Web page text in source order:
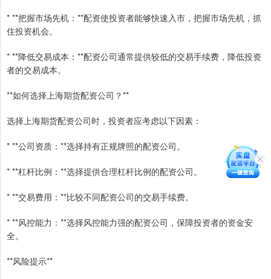
* **把握市场先机：**配资使投资者能够快速入市，把握市场先机，抓
住投资机会。
* **降低交易成本：**配资公司通常提供较低的交易手续费，降低投资
者的交易成本。
**如何选择上海期货配资公司？**
选择上海期货配资公司时，投资者应考虑以下因素：
* **公司资质：**选择持有正规牌照的配资公司。
* **杠杆比例：**选择提供合理杠杆比例的配资公司。
* **交易费用：**比较不同配资公司的交易手续费。
* **风控能力：**选择风控能力强的配资公司，保障投资者的资金安
全。
**风险提示**